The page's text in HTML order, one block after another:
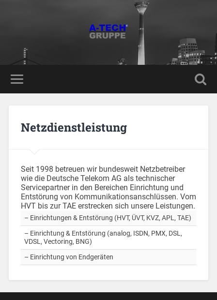
Netzdienstleistung
Seit 1998 betreuen wir bundesweit Netzbetreiber
wie die Deutsche Telekom AG als technischer
Servicepartner in den Bereichen Einrichtung und
Entstörung von Kommunikationsanschlüssen. Vom
HVT bis zur TAE erstrecken sich unsere Leistungen.
– Einrichtungen & Entstörung (HVT, ÜVT, KVZ, APL, TAE)
– Einrichtung & Entstörung (analog, ISDN, PMX, DSL,
VDSL, Vectoring, BNG)
– Einrichtung von Endgeräten